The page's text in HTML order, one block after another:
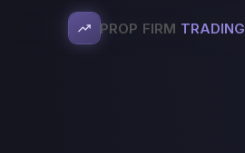
PROP FIRM TRADING